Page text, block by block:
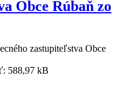
Obce Rúbaň zo
zastupiteľstva Obce
588,97 kB